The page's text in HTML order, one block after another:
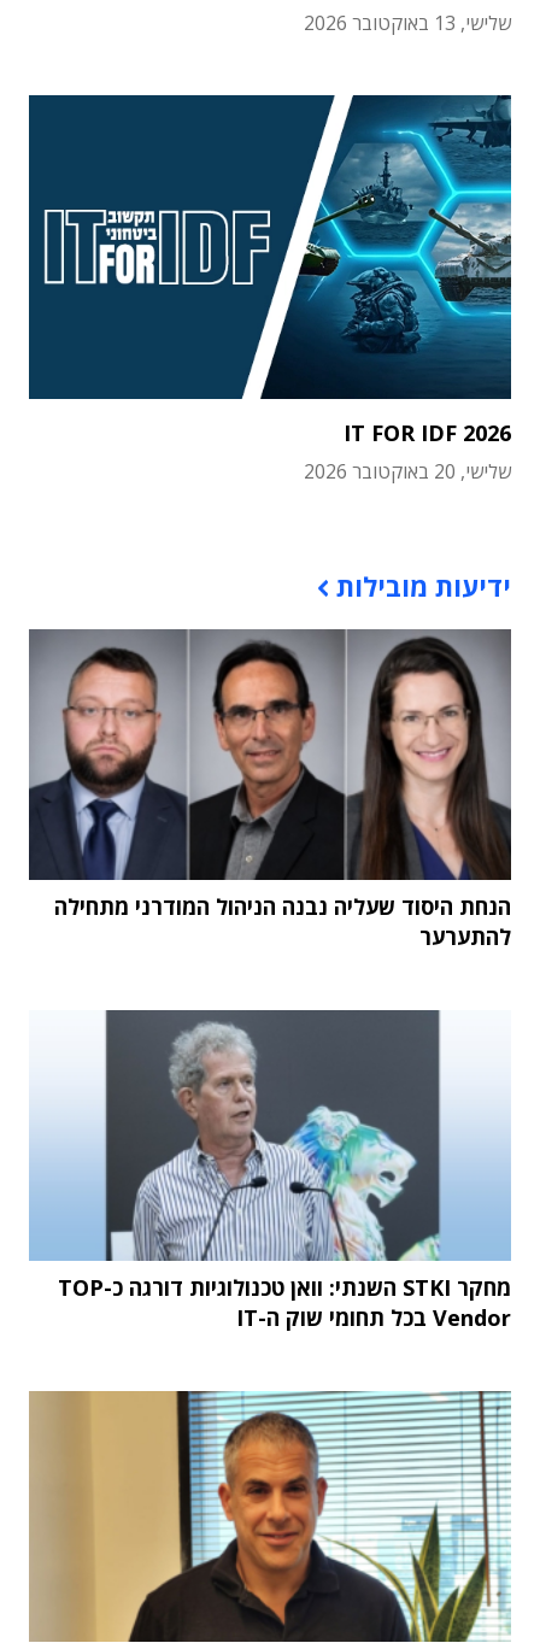
שלישי, 13 באוקטובר 2026
IT FOR IDF 2026
שלישי, 20 באוקטובר 2026
ידיעות מובילות
הנחת היסוד שעליה נבנה הניהול המודרני מתחילה
להתערער
מחקר STKI השנתי: וואן טכנולוגיות דורגה כ-TOP
Vendor בכל תחומי שוק ה-IT